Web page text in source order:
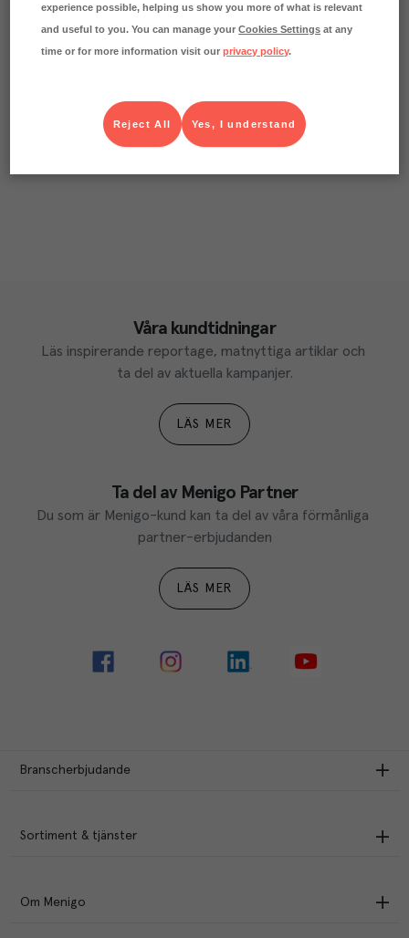
Våra kundtidningar
Läs inspirerande reportage, matnyttiga artiklar och
ta del av aktuella kampanjer.
LÄS MER
Ta del av Menigo Partner
Du som är Menigo-kund kan ta del av våra förmånliga
partner-erbjudanden
LÄS MER
Branscherbjudande
Sortiment & tjänster
Om Menigo
experience possible, helping us show you more of what is relevant
and useful to you. You can manage yourCookies Settings at any
time or for more information visit ourprivacy policy.
Yes, I understand
Reject All